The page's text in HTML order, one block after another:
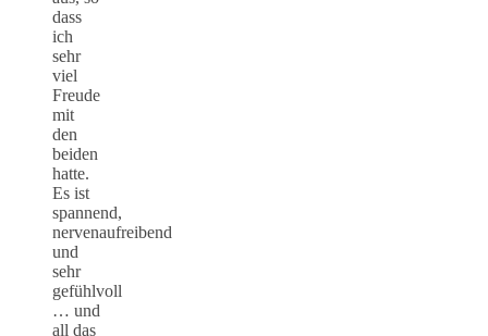
dass
ich
sehr
viel
Freude
mit
den
beiden
hatte.
Es ist
spannend,
nervenaufreibend
und
sehr
gefühlvoll
… und
all das